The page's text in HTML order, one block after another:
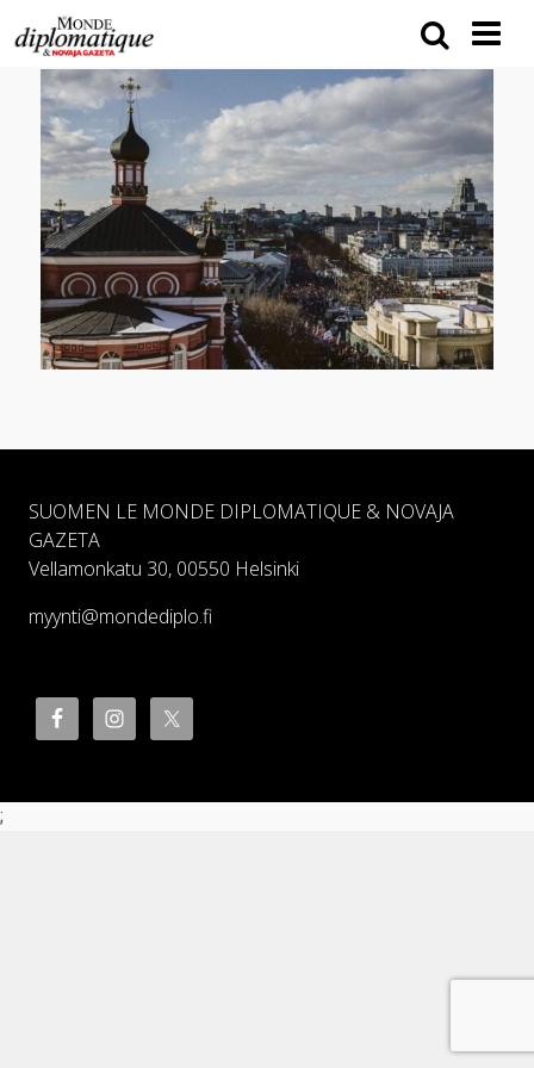
SUOMEN LE MONDE DIPLOMATIQUE & NOVAJA
GAZETA
Vellamonkatu 30, 00550 Helsinki
myynti@mondediplo.fi
;